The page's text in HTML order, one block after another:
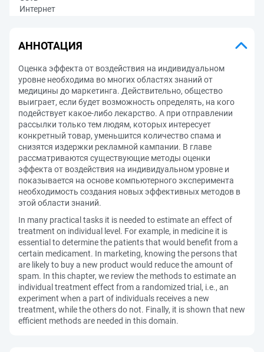
Интернет
АННОТАЦИЯ
Оценка эффекта от воздействия на индивидуальном
уровне необходима во многих областях знаний от
медицины до маркетинга. Действительно, общество
выиграет, если будет возможность определять, на кого
подействует какое-либо лекарство. А при отправлении
рассылки только тем людям, которых интересует
конкретный товар, уменьшится количество спама и
снизятся издержки рекламной кампании. В главе
рассматриваются существующие методы оценки
эффекта от воздействия на индивидуальном уровне и
показывается на основе компьютерного эксперимента
необходимость создания новых эффективных методов в
этой области знаний.
In many practical tasks it is needed to estimate an effect of
treatment on individual level. For example, in medicine it is
essential to determine the patients that would benefit from a
certain medicament. In marketing, knowing the persons that
are likely to buy a new product would reduce the amount of
spam. In this chapter, we review the methods to estimate an
individual treatment effect from a randomized trial, i.e., an
experiment when a part of individuals receives a new
treatment, while the others do not. Finally, it is shown that new
efficient methods are needed in this domain.